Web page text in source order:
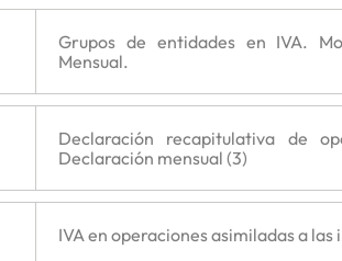
Grupos de entidades en IVA.
Mensual.
Declaración recapitulativa de
Declaración mensual (3)
IVA en operaciones asimiladas a